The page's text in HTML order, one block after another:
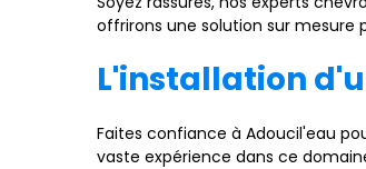
offrirons une solution sur
L'installation
Faites confiance à Adoucil'eau
vaste expérience dans ce